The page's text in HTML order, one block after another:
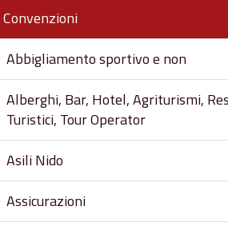
Convenzioni
Abbigliamento sportivo e non
Alberghi, Bar, Hotel, Agriturismi,
Turistici, Tour Operator
Asili Nido
Assicurazioni